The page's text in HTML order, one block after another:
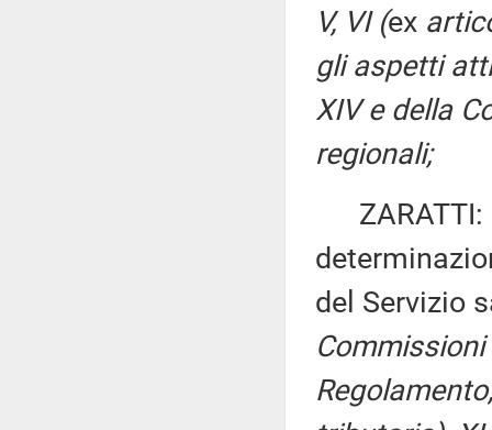
V, VI (ex
gli aspetti
XIV e della
regionali;
ZARATTI:
del Servizio
Commissioni